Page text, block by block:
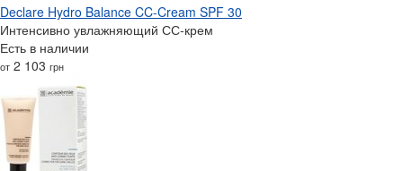
Declare Hydro Balance CC-Cream SPF 30
Интенсивно увлажняющий СС-крем
Есть в наличии
от 2 103 грн